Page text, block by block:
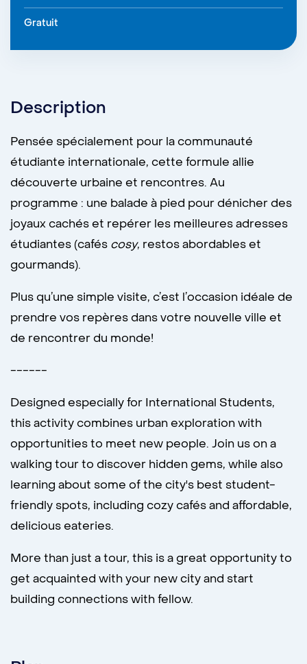
Gratuit
Description
Pensée spécialement pour la communauté
étudiante internationale, cette formule allie
découverte urbaine et rencontres. Au
programme : une balade à pied pour dénicher des
joyaux cachés et repérer les meilleures adresses
étudiantes (cafés cosy, restos abordables et
gourmands).
Plus qu’une simple visite, c’est l’occasion idéale de
prendre vos repères dans votre nouvelle ville et
de rencontrer du monde!
------
Designed especially for International Students,
this activity combines urban exploration with
opportunities to meet new people. Join us on a
walking tour to discover hidden gems, while also
learning about some of the city's best student-
friendly spots, including cozy cafés and affordable,
delicious eateries.
More than just a tour, this is a great opportunity to
get acquainted with your new city and start
building connections with fellow.